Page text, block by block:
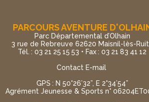
PARCOURS AVENTURE
Parc Départemental d’Olhain
3 rue de Rebreuve 62620 Maisnil-lès-
Tél. : 03 21 25 15 53 • Fax : 03 21 83 41 12
Contact E-mail
GPS : N 50°26’32”, E 2°34’54”
Agrément Jeunesse & Sports n°